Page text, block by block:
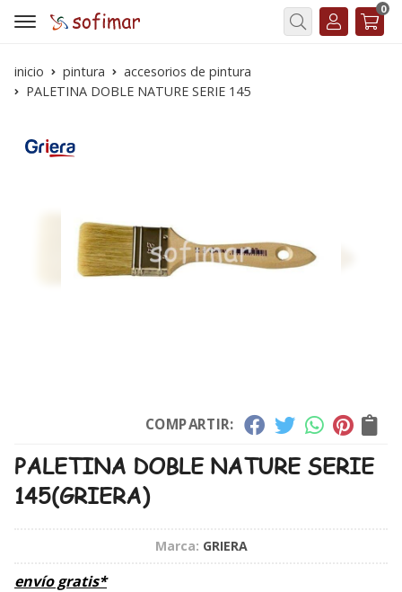
Buscar
0
inicio pintura
accesorios de pintura
PALETINA DOBLE NATURE SERIE 145
COMPARTIR:
PALETINA DOBLE NATURE SERIE
145(GRIERA)
Marca: GRIERA
envío gratis*